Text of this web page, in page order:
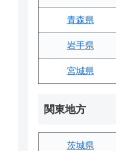
青森県
岩手県
宮城県
関東地方
茨城県